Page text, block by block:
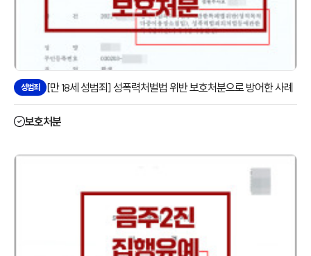
성범죄 [만 18세 성범죄] 성폭력처벌법 위반 보호처분으로 방어한 사례
보호처분